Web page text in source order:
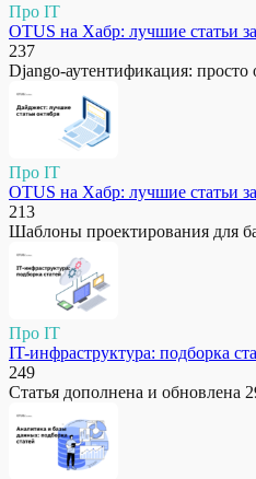
Про IT
OTUS на Хабр: лучшие статьи
237
Django-аутентификация: просто
Про IT
OTUS на Хабр: лучшие статьи
213
Шаблоны проектирования для
Про IT
IT-инфраструктура: подборка
249
Статья дополнена и обновлена